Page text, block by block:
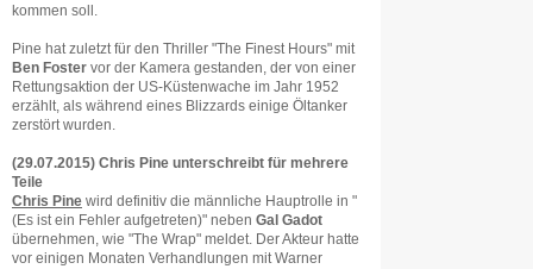
kommen soll.
Pine hat zuletzt für den Thriller "The Finest Hours" mit
Ben Foster vor der Kamera gestanden, der von einer
Rettungsaktion der US-Küstenwache im Jahr 1952
erzählt, als während eines Blizzards einige Öltanker
zerstört wurden.
(29.07.2015) Chris Pine unterschreibt für mehrere
Teile
Chris Pine wird definitiv die männliche Hauptrolle in "
(Es ist ein Fehler aufgetreten)" neben Gal Gadot
übernehmen, wie "The Wrap" meldet. Der Akteur hatte
vor einigen Monaten Verhandlungen mit Warner